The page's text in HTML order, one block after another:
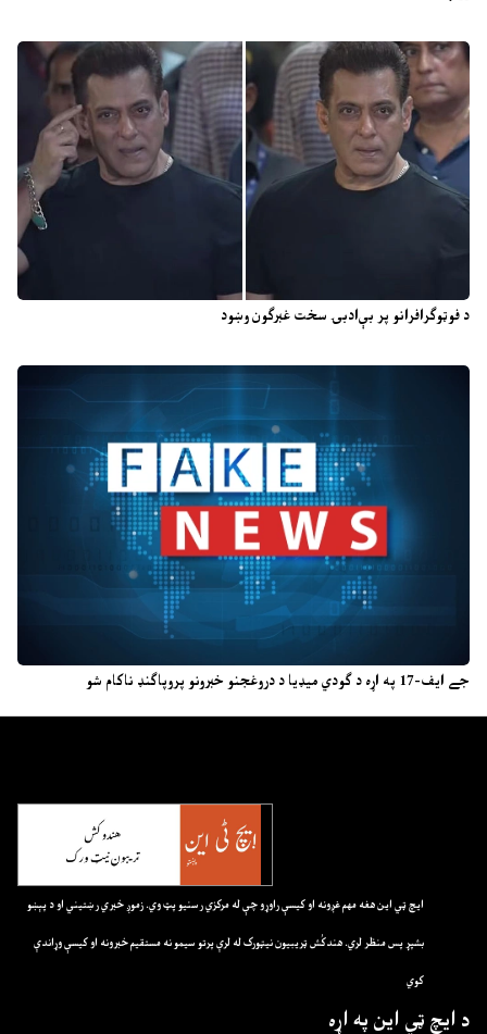
د فوټوګرافرانو پر بې‌ادبۍ سخت غبرګون وښود
جے ایف-17 په اړه د ګودي میډیا د دروغجنو خبرونو پروپاګنډ ناکام شو
ايچ ټي اين هغه مهم غږونه او کيسې راوړو چې له مرکزي رسنيو پټ وي. زموږ خبري رښتيني او د پېښو
بشپړ پس منظر لري. هندکُش ټريبيون نيټورک له لرې پرتو سيمو نه مستقيم خبرونه او کيسې وړاندې
کوي
د ايچ ټي اين په اړه